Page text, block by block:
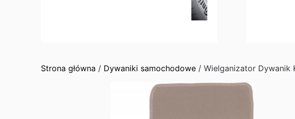
Strona główna / Dywaniki samochodowe / Wielganizator Dywanik